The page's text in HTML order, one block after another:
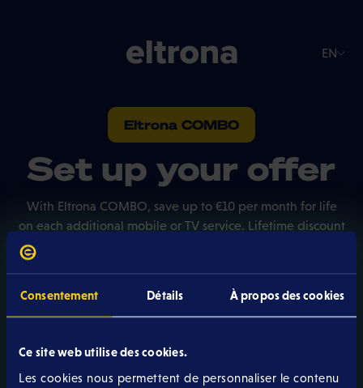
Consentement Détails À propos des cookies
Ce site web utilise des cookies.
Les cookies nous permettent de personnaliser le contenu
EN
Eltrona COMBO
Set up your offer
With Eltrona COMBO, save up to €10 per month for life
on each additional mobile or TV service. Lifetime discount
From 39,99 € /month